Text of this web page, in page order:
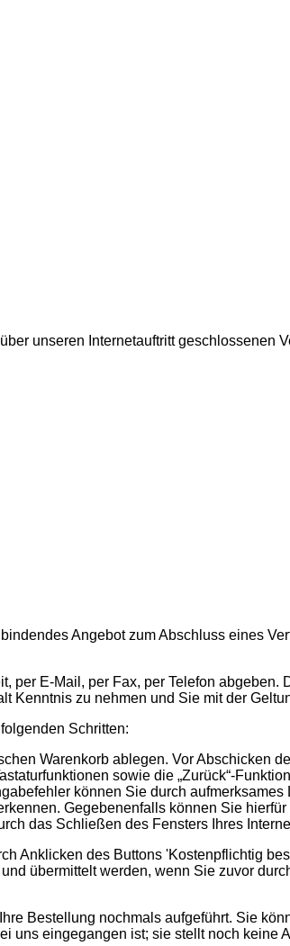
unseren Internetauftritt geschlossenen
Angebot zum Abschluss eines
E-Mail, per Fax, per Telefon abgeben.
zu nehmen und Sie mit der
Schritten:
Warenkorb ablegen. Vor Abschicken
sowie die „Zurück“-
können Sie durch
Gegebenenfalls können Sie
das Schließen des Fensters Ihres
Anklicken des Buttons 'Kostenpflichtig
übermittelt werden, wenn Sie zuvor
Bestellung nochmals aufgeführt. Sie
eingegangen ist; sie stellt noch keine